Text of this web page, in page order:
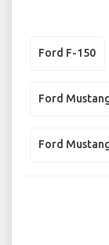
Ford F-150
Ford
Ford